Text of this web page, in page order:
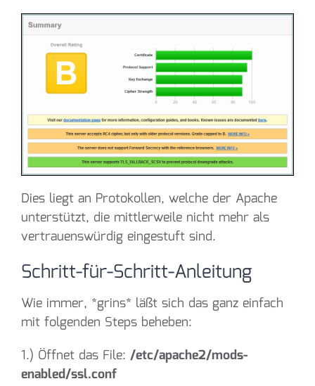
Dies liegt an Protokollen, welche der Apache
unterstützt, die mittlerweile nicht mehr als
vertrauenswürdig eingestuft sind.
Schritt-für-Schritt-Anleitung
Wie immer, *grins* läßt sich das ganz einfach
mit folgenden Steps beheben:
1.) Öffnet das File: /etc/apache2/mods-
enabled/ssl.conf